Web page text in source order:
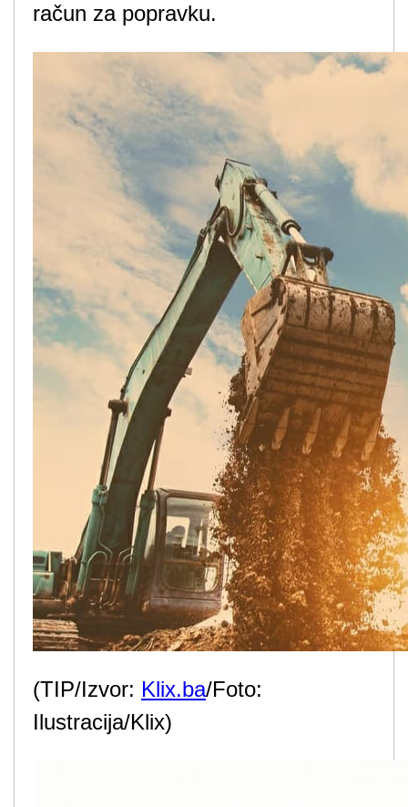
račun za popravku.
(TIP/Izvor: Klix.ba/Foto:
Ilustracija/Klix)